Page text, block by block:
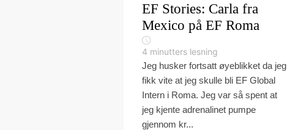
EF Stories: Carla fra
Mexico på EF Roma
4 minutters lesning
Jeg husker fortsatt øyeblikket da jeg
fikk vite at jeg skulle bli EF Global
Intern i Roma. Jeg var så spent at
jeg kjente adrenalinet pumpe
gjennom kr...